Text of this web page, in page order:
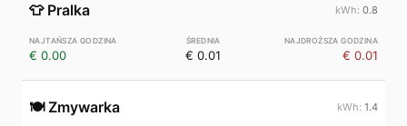
👕 Pralka 0.8
€ 0.00 € 0.01 € 0.01
🍽️ Zmywarka 1.4